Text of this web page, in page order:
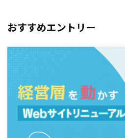
おすすめエントリー